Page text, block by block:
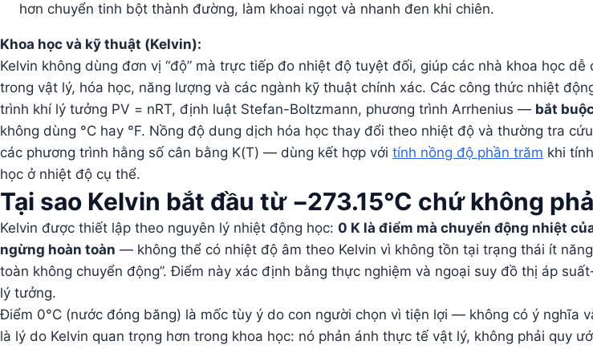
hơn chuyển tinh bột thành đường, làm khoai ngọt và nhanh đen khi chiên.
Khoa học và kỹ thuật (Kelvin):
Kelvin không dùng đơn vị “độ” mà trực tiếp đo nhiệt độ tuyệt đối, giúp các nhà khoa học dễ
trong vật lý, hóa học, năng lượng và các ngành kỹ thuật chính xác. Các công thức nhiệt
trình khí lý tưởng PV = nRT, định luật Stefan-Boltzmann, phương trình Arrhenius — bắt
không dùng °C hay °F. Nồng độ dung dịch hóa học thay đổi theo nhiệt độ và thường tra
các phương trình hằng số cân bằng K(T) — dùng kết hợp với tính nồng độ phần trăm khi
học ở nhiệt độ cụ thể.
Tại sao Kelvin bắt đầu từ −273.15°C chứ không
Kelvin được thiết lập theo nguyên lý nhiệt động học: 0 K là điểm mà chuyển động nhiệt
ngừng hoàn toàn — không thể có nhiệt độ âm theo Kelvin vì không tồn tại trạng thái ít
toàn không chuyển động”. Điểm này xác định bằng thực nghiệm và ngoại suy đồ thị áp
lý tưởng.
Điểm 0°C (nước đóng băng) là mốc tùy ý do con người chọn vì tiện lợi — không có ý nghĩa
là lý do Kelvin quan trọng hơn trong khoa học: nó phản ánh thực tế vật lý, không phải quy